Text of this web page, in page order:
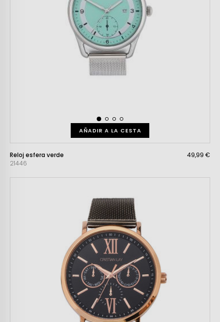
AÑADIR A LA CESTA
Reloj esfera verde
21446
49,99 €